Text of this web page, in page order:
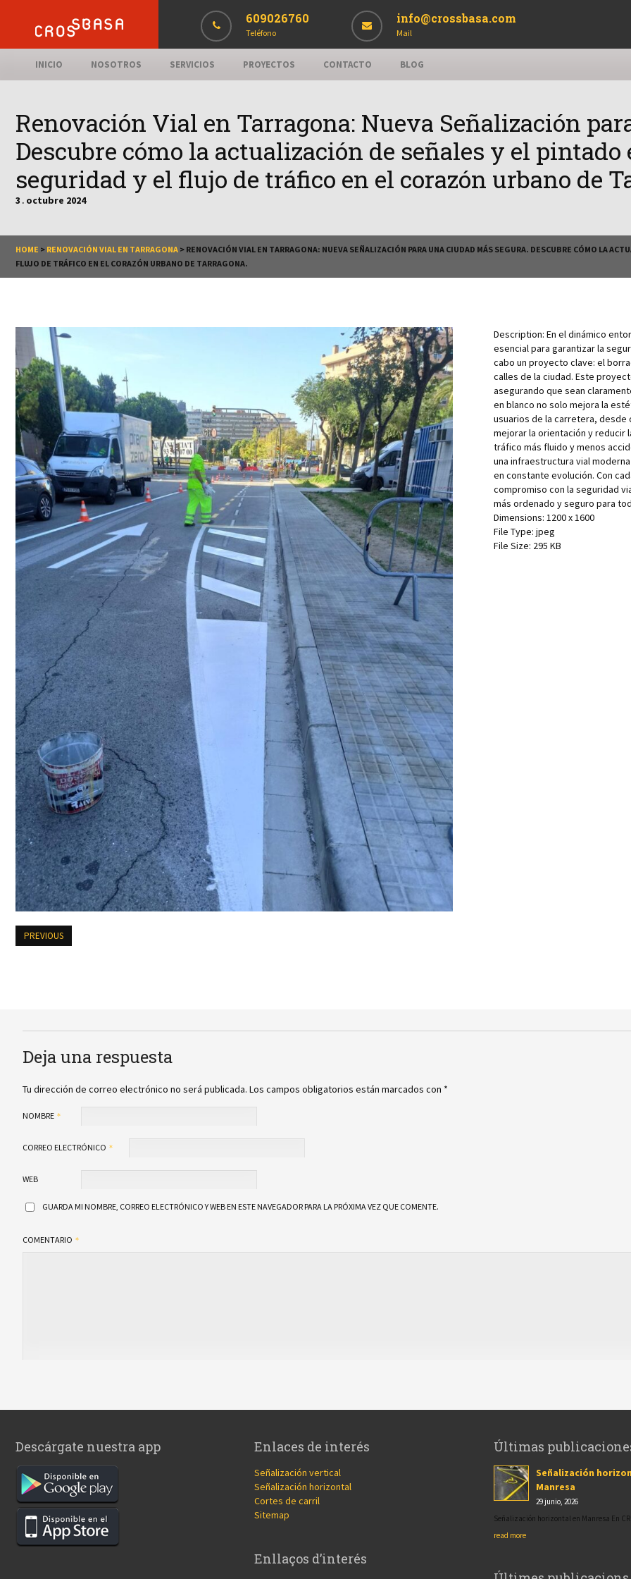
609026760
Teléfono
info@crossbasa.com
Mail
INICIO NOSOTROS SERVICIOS PROYECTOS CONTACTO BLOG
Renovación Vial en Tarragona: Nueva Señalización
Descubre cómo la actualización de señales y el
seguridad y el flujo de tráfico en el corazón urbano de
3 . octubre 2024
HOME > RENOVACIÓN VIAL EN TARRAGONA > RENOVACIÓN VIAL EN TARRAGONA: NUEVA SEÑALIZACIÓN PARA UNA CIUDAD MÁS SEGURA. DESCUBRE CÓMO LA
FLUJO DE TRÁFICO EN EL CORAZÓN URBANO DE TARRAGONA.
Description: En el dinámico
esencial para garantizar la
cabo un proyecto clave: el
calles de la ciudad. Este
asegurando que sean
en blanco no solo mejora la
usuarios de la carretera, desde
mejorar la orientación y reducir
tráfico más fluido y menos
una infraestructura vial
en constante evolución. Con
compromiso con la seguridad
más ordenado y seguro para
Dimensions: 1200 x 1600
File Type: jpeg
File Size: 295 KB
PREVIOUS
Deja una respuesta
Tu dirección de correo electrónico no será publicada. Los campos obligatorios están marcados con *
NOMBRE
CORREO ELECTRÓNICO
WEB
GUARDA MI NOMBRE, CORREO ELECTRÓNICO Y WEB EN ESTE NAVEGADOR PARA LA PRÓXIMA VEZ QUE COMENTE.
COMENTARIO
Descárgate nuestra app Enlaces de interés
Señalización vertical
Señalización horizontal
Cortes de carril
Sitemap
Enllaços d’interés
Últimas
Señalización
Manresa
29 junio, 2026
Señalización horizontal en Manresa En
read more